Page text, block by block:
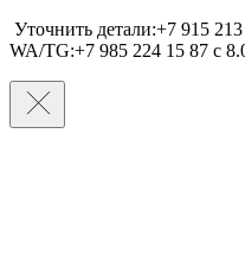
Уточнить детали:+7 915
WA/TG:+7 985 224 15 87 c